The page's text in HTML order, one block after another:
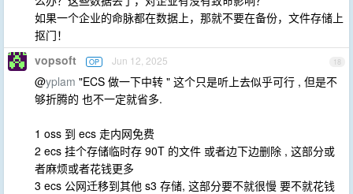
如果一个企业的命脉都在数据上，那就不要在备份，文件存储上
抠门！
18
vopsoft OP Jun 12, 2025
@yplam "ECS 做一下中转 " 这个只是听上去似乎可行 , 但是不
够折腾的 也不一定就省多.
1 oss 到 ecs 走内网免费
2 ecs 挂个存储临时存 90T 的文件 或者边下边删除 , 这部分或
者麻烦或者花钱更多
3 ecs 公网迁移到其他 s3 存储, 这部分要不就很慢 要不就花钱